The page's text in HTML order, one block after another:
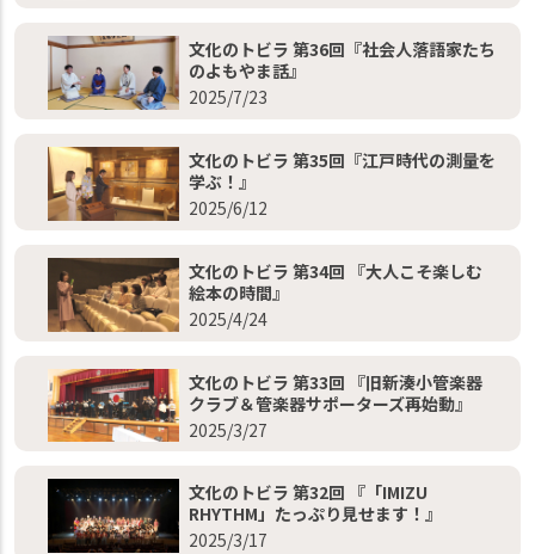
文化のトビラ 第36回『社会人落語家たち
のよもやま話』
2025/7/23
文化のトビラ 第35回『江戸時代の測量を
学ぶ！』
2025/6/12
文化のトビラ 第34回 『大人こそ楽しむ
絵本の時間』
2025/4/24
文化のトビラ 第33回 『旧新湊小管楽器
クラブ＆管楽器サポーターズ再始動』
2025/3/27
文化のトビラ 第32回 『「IMIZU
RHYTHM」たっぷり見せます！』
2025/3/17